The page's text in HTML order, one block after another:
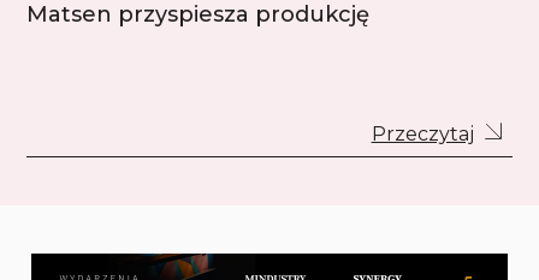
Matsen przyspiesza produkcję
Przeczytaj